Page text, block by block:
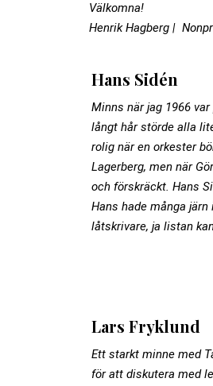
Välkomna!
Henrik Hagberg |
Hans Sidén
Minns när jag 1966
långt hår störde alla
rolig när en orkester
Lagerberg, men när
och förskräckt. Hans
Hans hade många
låtskrivare, ja listan
Lars Fryklund
Ett starkt minne med
för att diskutera med